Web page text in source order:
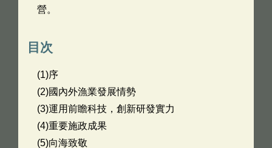
營。
目次
(1)序
(2)國內外漁業發展情勢
(3)運用前瞻科技，創新研發實力
(4)重要施政成果
(5)向海致敬